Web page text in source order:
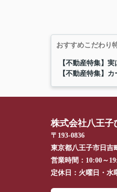
おすすめこだわり
【不動産特集】
【不動産特集】
株式会社八王子
〒193-0836
東京都八王子市日吉
営業時間： 10:00～
定休日： 火曜日・水